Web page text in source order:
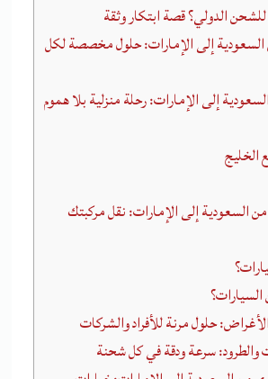
للشحن الدولي؟ قصة ابتكار وثقة
إلى الإمارات: حلول مخصصة لكل
الخليج
السعودية إلى الإمارات: نقل مركبتك